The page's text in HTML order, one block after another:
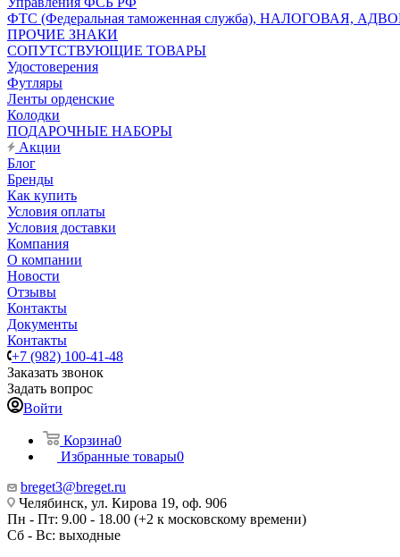
ФТС (Федеральная таможенная служба), НАЛОГОВАЯ,
ПРОЧИЕ ЗНАКИ
СОПУТСТВУЮЩИЕ ТОВАРЫ
Удостоверения
Футляры
Ленты орденские
Колодки
ПОДАРОЧНЫЕ НАБОРЫ
Акции
Блог
Бренды
Как купить
Условия оплаты
Условия доставки
Компания
О компании
Новости
Отзывы
Контакты
Документы
Контакты
+7 (982) 100-41-48
Заказать звонок
Задать вопрос
Войти
Корзина0
Избранные товары0
breget3@breget.ru
Челябинск, ул. Кирова 19, оф. 906
Пн - Пт: 9.00 - 18.00 (+2 к московскому времени)
Сб - Вс: выходные